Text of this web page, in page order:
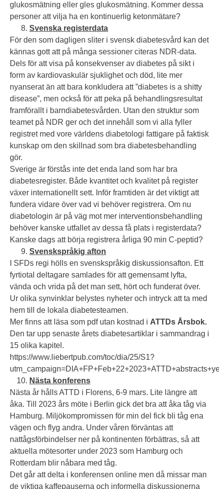
glukosmätning eller gles glukosmätning. Kommer dessa
personer att vilja ha en kontinuerlig ketonmätare?
Svenska registerdata
För den som dagligen sliter i svensk diabetesvård kan det
kännas gott att på många sessioner citeras NDR-data.
Dels för att visa på konsekvenser av diabetes på sikt i
form av kardiovaskulär sjuklighet och död, lite mer
nyanserat än att bara konkludera att ”diabetes is a shitty
disease”, men också för att peka på behandlingsresultat
framförallt i barndiabetesvården. Utan den struktur som
teamet på NDR ger och det innehåll som vi alla fyller
registret med vore världens diabetologi fattigare på faktisk
kunskap om den skillnad som bra diabetesbehandling
gör.
Sverige är förstås inte det enda land som har bra
diabetesregister. Både kvantitet och kvalitet på register
växer internationellt sett. Inför framtiden är det viktigt att
fundera vidare över vad vi behöver registrera. Om nu
diabetologin är på väg mot mer interventionsbehandling
behöver kanske utfallet av dessa få plats i registerdata?
Kanske dags att börja registrera årliga 90 min C-peptid?
Svenskspråkig afton
I SFDs regi hölls en svenskspråkig diskussionsafton. Ett
fyrtiotal deltagare samlades för att gemensamt lyfta,
vända och vrida på det man sett, hört och funderat över.
Ur olika synvinklar belystes nyheter och intryck att ta med
hem till de lokala diabetesteamen.
Mer finns att läsa som pdf utan kostnad i ATTDs Årsbok.
Den tar upp senaste årets diabetesartiklar i sammandrag i
15 olika kapitel.
https://www.liebertpub.com/toc/dia/25/S1?
Nästa konferens
Nästa år hålls ATTD i Florens, 6-9 mars. Lite längre att
åka. Till 2023 års möte i Berlin gick det bra att åka tåg via
Hamburg. Miljökompromissen för min del fick bli tåg ena
vägen och flyg andra. Under våren förväntas att
nattågsförbindelser ner på kontinenten förbättras, så att
aktuella mötesorter under 2023 som Hamburg och
Rotterdam blir nåbara med tåg.
Det går att delta i konferensen online men då missar man
de viktiga kaffepauserna och informella diskussionerna